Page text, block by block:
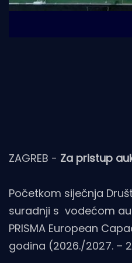
ZAGREB - Za pristup
Početkom siječnja
suradnji s vodećom
PRISMA European
godina (2026./2027. –